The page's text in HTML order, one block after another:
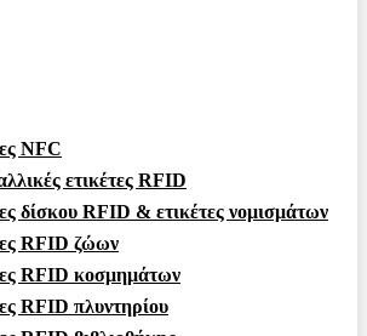
NFC
ετικέτες RFID
δίσκου RFID & ετικέτες νομισμάτων
RFID ζώων
RFID κοσμημάτων
RFID πλυντηρίου